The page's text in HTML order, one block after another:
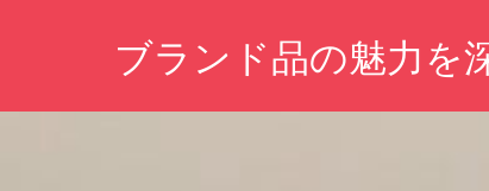
ン
ブランド品の魅力を